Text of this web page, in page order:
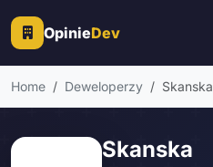
OpinieDev
Home Deweloperzy Skanska
Skanska